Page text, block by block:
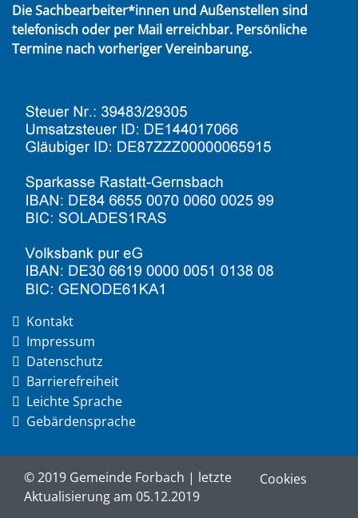
Die Sachbearbeiter*innen und Außenstellen sind
telefonisch oder per Mail erreichbar. Persönliche
Termine nach vorheriger Vereinbarung.
Kontakt
Impressum
Datenschutz
Barrierefreiheit
Leichte Sprache
Gebärdensprache
© 2019 Gemeinde Forbach | letzte
Aktualisierung am 05.12.2019
Cookies